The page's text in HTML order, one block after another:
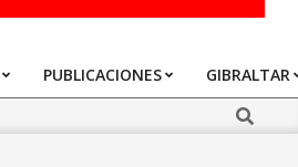
PUBLICACIONES GIBRALTAR
Search